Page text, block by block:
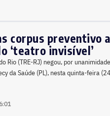
corpus preventivo
‘teatro invisível’
Rio (TRE-RJ) negou, por
da Saúde (PL), nesta quinta-feira